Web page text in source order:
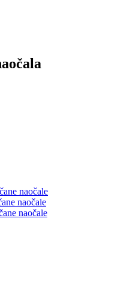
naočale
naočale
naočale